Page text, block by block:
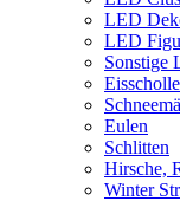
LED
LED
Sonstige
Eulen
Schlitten
Hirsche,
Winter